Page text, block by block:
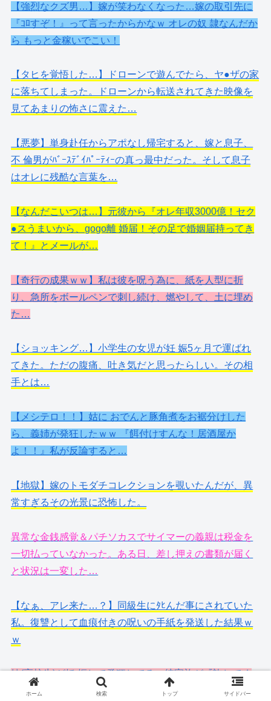
【強烈なクズ男…】嫁が笑わなくなった…嫁の取引先に
『ｺﾛすぞ！』って言ったからかなｗ オレの奴 隷なんだか
ら もっと金稼いでこい！
【タヒを覚悟した…】ドローンで遊んでたら、ヤ●ザの家
に落ちてしまった。ドローンから転送されてきた映像を
見てあまりの怖さに震えた…
【悪夢】単身赴任からアポなし帰宅すると、嫁と息子、
不 倫男がﾊﾞｰｽﾃﾞｲﾊﾟｰﾃｨｰの真っ最中だった。そして息子
はオレに残酷な言葉を…
【なんだこいつは…】元彼から『オレ年収3000億！セク
●スうまいから、gogo離 婚届！その足で婚姻届持ってき
て！』とメールが…
【奇行の成果ｗｗ】私は彼を呪う為に、紙を人型に折
り、急所をボールペンで刺し続け、燃やして、土に埋め
た…
【ショッキング…】小学生の女児が妊 娠5ヶ月で運ばれ
てきた。ただの腹痛、吐き気だと思ったらしい。その相
手とは…
【メシテロ！！】姑に おでんと豚角煮をお裾分けした
ら、義姉が発狂したｗｗ 『餌付けすんな！居酒屋か
よ！！』私が反論すると…
【地獄】嫁のトモダチコレクションを覗いたんだが、異
常すぎるその光景に恐怖した。
異常な金銭感覚＆パチソカスでサイマーの義親は税金を
一切払っていなかった。ある日、差し押えの書類が届く
と状況は一変した…
【なぁ、アレ来た…？】同級生にﾀﾋんだ事にされていた
私。復讐として血痕付きの呪いの手紙を発送した結果ｗ
ｗ
妹(高校生)が妊 娠して発狂してる。彼家族が『許してく
ださい』と、泣きながら謝罪。ウチはエリート思考の
ホーム 検索 トップ サイドバー